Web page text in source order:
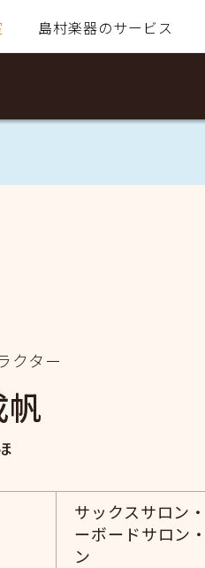
島村楽器のサービス
クター
サックスサロン
ーボードサロン
ン